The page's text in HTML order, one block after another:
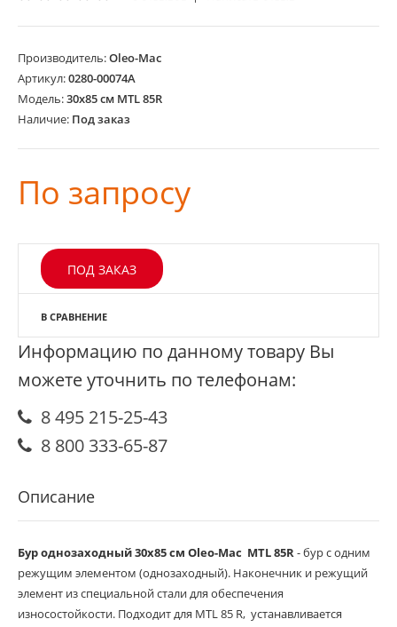
Производитель:Oleo-Mac
Артикул:0280-00074A
Модель:30х85 см MTL 85R
Наличие: Под заказ
По запросу
ПОД ЗАКАЗ
В СРАВНЕНИЕ
Информацию по данному товару Вы
можете уточнить по телефонам:
8 495 215-25-43
8 800 333-65-87
Описание
Бур однозаходный 30х85 см Oleo-Mac MTL 85R- бур с одним
режущим элементом (однозаходный). Наконечник и режущий
элемент из специальной стали для обеспечения
износостойкости. Подходит для MTL 85 R, устанавливается